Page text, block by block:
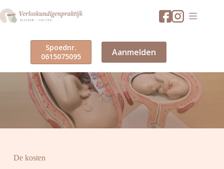
naar
de
Spoednr.
0615075095
Aanmelden
Kosten
De kosten